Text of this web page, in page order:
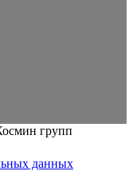
групп
данных